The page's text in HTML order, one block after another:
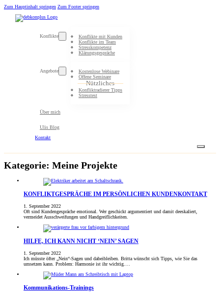
Zum Hauptinhalt springen Zum Footer springen
Konflikte
Konflikte mit Kunden
Konflikte im Team
Stresskompetenz
Klärungsgespräche
Angebote
Kostenlose Webinare
Offene Seminare
Nützliches
Konfliktradierer Tipps
Stresstest
Über mich
Ulis Blog
Kontakt
Kategorie: Meine Projekte
KONFLIKTGESPRÄCHE IM PERSÖNLICHEN KUNDENKONTAKT
1. September 2022
Oft sind Kundengespräche emotional. Wer geschickt argumentiert und damit deeskaliert,
vermeidet Ausschweifungen und Handgreiflichkeiten.
HILFE, ICH KANN NICHT ‘NEIN’ SAGEN
1. September 2022
Ich müsste öfter „Nein“-Sagen und dabeibleiben. Britta wünscht sich Tipps, wie Sie das
umsetzen kann. Problem: Harmonie ist ihr wichtig.…
Kommunikations-Trainings